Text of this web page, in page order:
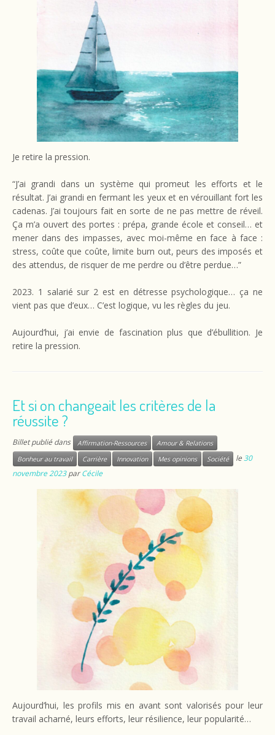
Je retire la pression.
“J’ai grandi dans un système qui promeut les efforts et le
résultat. J’ai grandi en fermant les yeux et en vérouillant fort les
cadenas. J’ai toujours fait en sorte de ne pas mettre de réveil.
Ça m’a ouvert des portes : prépa, grande école et conseil… et
mener dans des impasses, avec moi-même en face à face :
stress, coûte que coûte, limite burn out, peurs des imposés et
des attendus, de risquer de me perdre ou d’être perdue…”
2023. 1 salarié sur 2 est en détresse psychologique… ça ne
vient pas que d’eux… C’est logique, vu les règles du jeu.
Aujourd’hui, j’ai envie de fascination plus que d’ébullition. Je
retire la pression.
Et si on changeait les critères de la
réussite ?
Billet publié dans Affirmation-Ressources
Amour & Relations
Bonheur au travail
Carrière Innovation Mes opinions Société le30
novembre 2023 parCécile
Aujourd’hui, les profils mis en avant sont valorisés pour leur
travail acharné, leurs efforts, leur résilience, leur popularité…